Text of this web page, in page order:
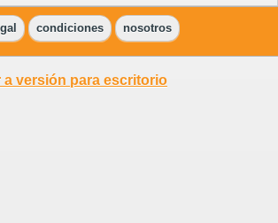
condiciones nosotros
a versión para escritorio